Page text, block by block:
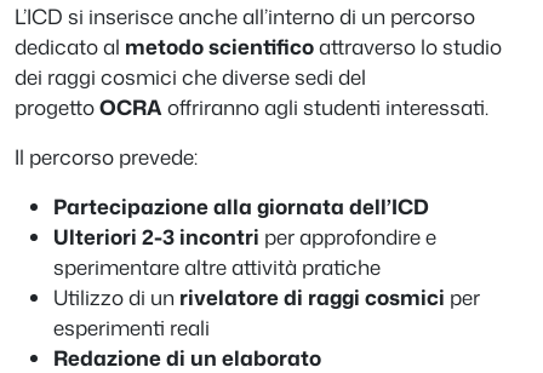
L’ICD si inserisce anche all’interno di un percorso
dedicato al metodo scientificoattraverso lo studio
dei raggi cosmici che diverse sedi del
progettoOCRAoffriranno agli studenti interessati.
Il percorso prevede:
Partecipazione alla giornata dell’ICD
Ulteriori 2-3 incontri per approfondire e
sperimentare altre attività pratiche
Utilizzo di un rivelatore di raggi cosmici per
esperimenti reali
Redazione di un elaborato